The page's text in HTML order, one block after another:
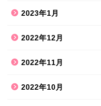
2023年1月
2022年12月
2022年11月
2022年10月